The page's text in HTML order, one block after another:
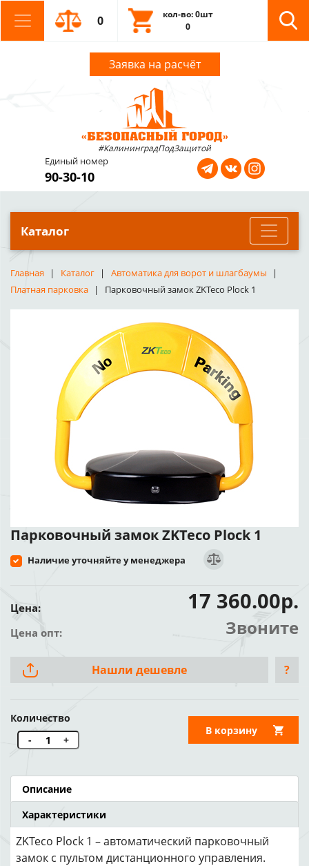
0
кол-во: 0шт
0
Заявка на расчёт
#КалининградПодЗащитой
Единый номер
90-30-10
Каталог
Главная Каталог
Автоматика для ворот и шлагбаумы
Платная парковка
Парковочный замок ZKTeco Plock 1
Парковочный замок ZKTeco Plock 1
Наличие уточняйте у менеджера
Цена: 17 360.00р.
Цена опт: Звоните
Нашли дешевле ?
Количество
-
+
В корзину
Описание
Характеристики
ZKTeco Plock 1 – автоматический парковочный
замок c пультом дистанционного управления.